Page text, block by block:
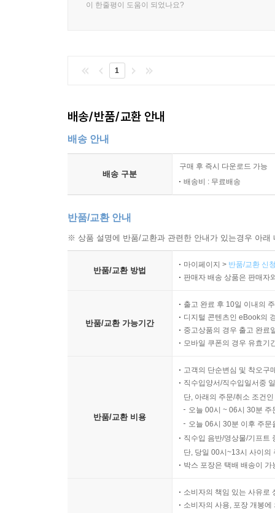
이 한줄평이 도움이 되었나요?
1
배송/반품/교환 안내
배송 안내
배송 구분
구매 후 즉시 다운로드 가능
배송비 : 무료배송
반품/교환 안내
※ 상품 설명에 반품/교환과 관련한 안내가 있는경우 아
반품/교환 방법
마이페이지 > 반품/교환 신
판매자 배송 상품은 판매자
반품/교환 가능기간
출고 완료 후 10일 이내의
디지털 콘텐츠인 eBook의
중고상품의 경우 출고 완료
모바일 쿠폰의 경우 유효기
반품/교환 비용
고객의 단순변심 및 착오구
직수입양서/직수입일서중
단, 아래의 주문/취소 조건
오늘 00시 ~ 06시 30분
오늘 06시 30분 이후 주
직수입 음반/영상물/기프트
단, 당일 00시~13시 사이의
박스 포장은 택배 배송이
소비자의 책임 있는 사유로
소비자의 사용, 포장 개봉